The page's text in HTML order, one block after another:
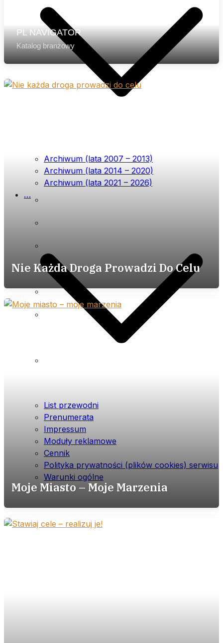
Moduły reklamowe
Cennik
Polityka prywatności (plików
cookies) serwisu
Archiwum (lata 2007 – 2013)
Archiwum (lata 2014 – 2020)
Archiwum (lata 2021 – 2026)
…
List przewodni
Prenumerata
Impressum
Moduły reklamowe
Cennik
Polityka prywatności (plików cookies) serwisu
Warunki ogólne
PL NAVIGATOR
Katalog branżowy
Nie Każda Droga Prowadzi Do Celu
Moje Miasto – Moje Marzenia